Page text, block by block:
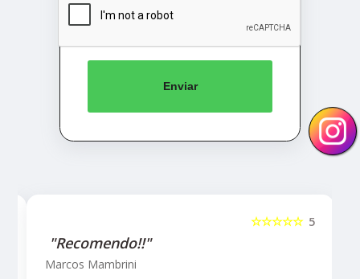
Enviar
5
☆☆☆☆☆
"Recomendo!!!"
Letícia Brito